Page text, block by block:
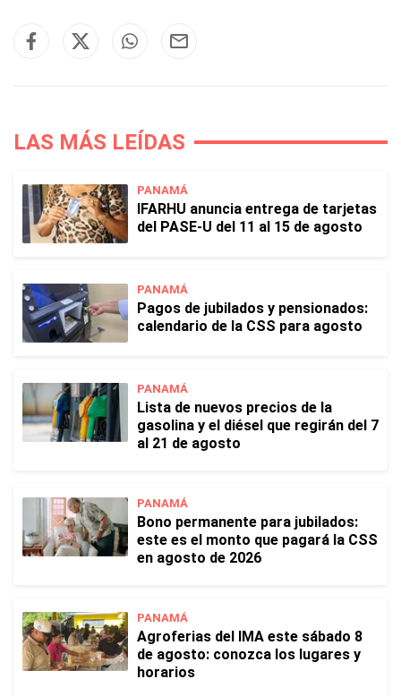
LAS MÁS LEÍDAS
PANAMÁ
IFARHU anuncia entrega de tarjetas
del PASE-U del 11 al 15 de agosto
PANAMÁ
Pagos de jubilados y pensionados:
calendario de la CSS para agosto
PANAMÁ
Lista de nuevos precios de la
gasolina y el diésel que regirán del 7
al 21 de agosto
PANAMÁ
Bono permanente para jubilados:
este es el monto que pagará la CSS
en agosto de 2026
PANAMÁ
Agroferias del IMA este sábado 8
de agosto: conozca los lugares y
horarios